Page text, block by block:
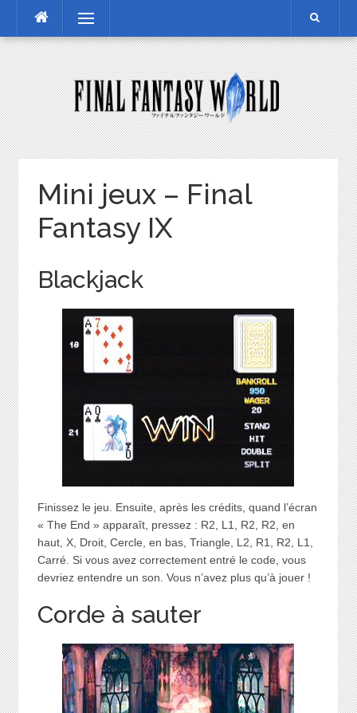
content
Menu
Mini jeux – Final
Fantasy IX
Blackjack
Finissez le jeu. Ensuite, après les crédits, quand l’écran
« The End » apparaît, pressez : R2, L1, R2, R2, en
haut, X, Droit, Cercle, en bas, Triangle, L2, R1, R2, L1,
Carré. Si vous avez correctement entré le code, vous
devriez entendre un son. Vous n’avez plus qu’à jouer !
Corde à sauter